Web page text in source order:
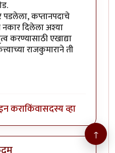
पडलेला, कप्तानपदाचे
दिलेला अश्या
करण्यासाठी एखाद्या
राजकुमाराने ती
कराकिंवासदस्य व्हा
↑